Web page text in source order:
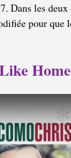
Dans les
pour que